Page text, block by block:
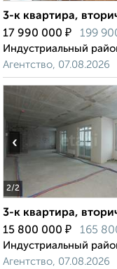
3-к квартира,
17 990 000 ₽ 199
Индустриальный
Агентство, 07.08.2026
2/2
‹
3-к квартира,
15 800 000 ₽ 165
Индустриальный
Агентство, 07.08.2026